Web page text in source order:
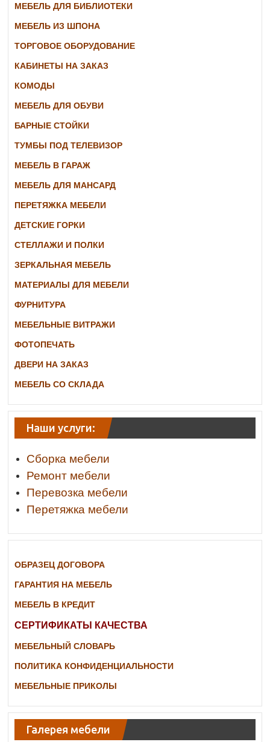
МЕБЕЛЬ ДЛЯ БИБЛИОТЕКИ
МЕБЕЛЬ ИЗ ШПОНА
ТОРГОВОЕ ОБОРУДОВАНИЕ
КАБИНЕТЫ НА ЗАКАЗ
КОМОДЫ
МЕБЕЛЬ ДЛЯ ОБУВИ
БАРНЫЕ СТОЙКИ
ТУМБЫ ПОД ТЕЛЕВИЗОР
МЕБЕЛЬ В ГАРАЖ
МЕБЕЛЬ ДЛЯ МАНСАРД
ПЕРЕТЯЖКА МЕБЕЛИ
ДЕТСКИЕ ГОРКИ
СТЕЛЛАЖИ И ПОЛКИ
ЗЕРКАЛЬНАЯ МЕБЕЛЬ
МАТЕРИАЛЫ ДЛЯ МЕБЕЛИ
ФУРНИТУРА
МЕБЕЛЬНЫЕ ВИТРАЖИ
ФОТОПЕЧАТЬ
ДВЕРИ НА ЗАКАЗ
МЕБЕЛЬ СО СКЛАДА
Наши услуги:
Сборка мебели
Ремонт мебели
Перевозка мебели
Перетяжка мебели
ОБРАЗЕЦ ДОГОВОРА
ГАРАНТИЯ НА МЕБЕЛЬ
МЕБЕЛЬ В КРЕДИТ
СЕРТИФИКАТЫ КАЧЕСТВА
МЕБЕЛЬНЫЙ СЛОВАРЬ
ПОЛИТИКА КОНФИДЕНЦИАЛЬНОСТИ
МЕБЕЛЬНЫЕ ПРИКОЛЫ
Галерея мебели